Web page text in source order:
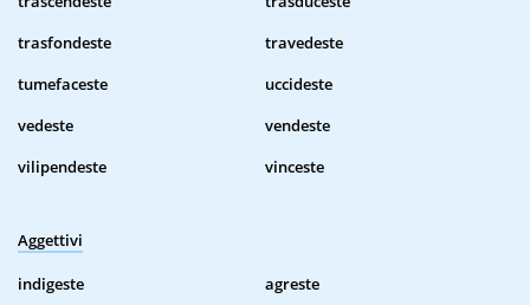
trasfondeste
travedeste
tumefaceste
uccideste
vedeste
vendeste
vilipendeste
vinceste
Aggettivi
indigeste
agreste